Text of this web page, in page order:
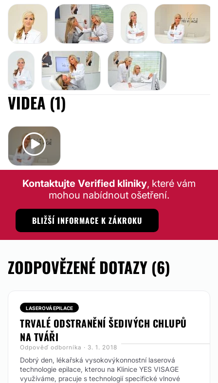
VIDEA (1)
Kontaktujte Verified kliniky, které vám
mohou nabídnout ošetření.
BLIŽŠÍ INFORMACE K ZÁKROKU
ZODPOVĚZENÉ DOTAZY (6)
LASEROVÁ EPILACE
TRVALÉ ODSTRANĚNÍ ŠEDIVÝCH CHLUPŮ
NA TVÁŘI
Odpověď odborníka · 3. 1. 2018
Dobrý den, lékařská vysokovýkonnostní laserová
technologie epilace, kterou na Klinice YES VISAGE
využíváme, pracuje s technologií specifické vlnové